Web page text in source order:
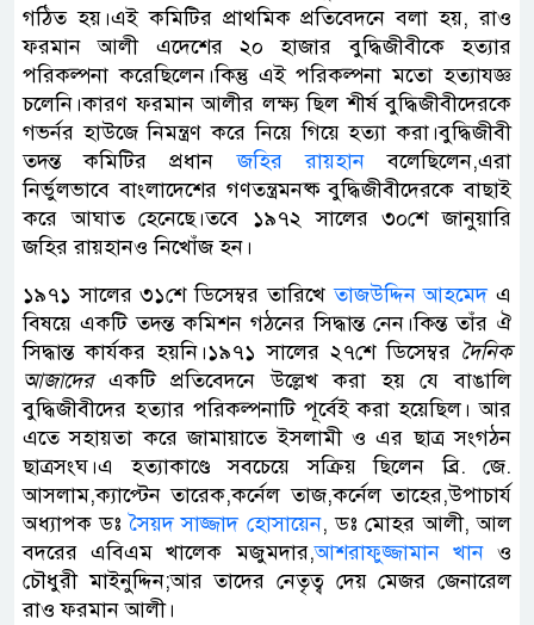
গঠিত হয়।এই কমিটির প্রাথমিক প্রতিবেদনে বলা হয়, রাও
ফরমান আলী এদেশের ২০ হাজার বুদ্ধিজীবীকে হত্যার
পরিকল্পনা করেছিলেন।কিন্তু এই পরিকল্পনা মতো হত্যাযজ্ঞ
চলেনি।কারণ ফরমান আলীর লক্ষ্য ছিল শীর্ষ বুদ্ধিজীবীদেরকে
গভর্নর হাউজে নিমন্ত্রণ করে নিয়ে গিয়ে হত্যা করা।বুদ্ধিজীবী
তদন্ত কমিটির প্রধানজহির রায়হানবলেছিলেন,এরা
নির্ভুলভাবে বাংলাদেশের গণতন্ত্রমনষ্ক বুদ্ধিজীবীদেরকে বাছাই
করে আঘাত হেনেছে।তবে ১৯৭২ সালের ৩০শে জানুয়ারি
জহির রায়হানও নিখোঁজ হন।
১৯৭১ সালের ৩১শে ডিসেম্বর তারিখেতাজউদ্দিন আহমেদএ
বিষয়ে একটি তদন্ত কমিশন গঠনের সিদ্ধান্ত নেন।কিন্ত তাঁর ঐ
সিদ্ধান্ত কার্যকর হয়নি।১৯৭১ সালের ২৭শে ডিসেম্বর দৈনিক
আজাদেরএকটি প্রতিবেদনে উল্লেখ করা হয় যে বাঙালি
বুদ্ধিজীবীদের হত্যার পরিকল্পনাটি পূর্বেই করা হয়েছিল। আর
এতে সহায়তা করে জামায়াতে ইসলামী ও এর ছাত্র সংগঠন
ছাত্রসংঘ।এ হত্যাকাণ্ডে সবচেয়ে সক্রিয় ছিলেন ব্রি. জে.
আসলাম,ক্যাপ্টেন তারেক,কর্নেল তাজ,কর্নেল তাহের,উপাচার্য
অধ্যাপক ডঃসৈয়দ সাজ্জাদ হোসায়েন, ডঃ মোহর আলী, আল
বদরের এবিএম খালেক মজুমদার,আশরাফুজ্জামান খানও
চৌধুরী মাইনুদ্দিন;আর তাদের নেতৃত্ব দেয় মেজর জেনারেল
রাও ফরমান আলী।